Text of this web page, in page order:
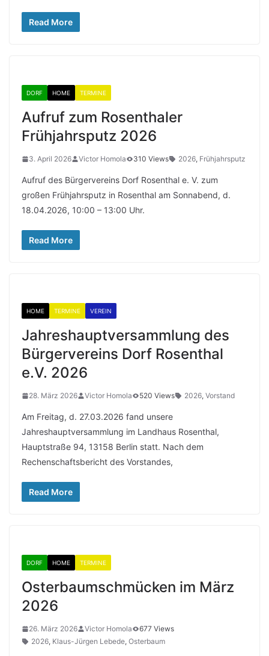
Read More
DORF HOME TERMINE
Aufruf zum Rosenthaler
Frühjahrsputz 2026
3. April 2026 Victor Homola 310 Views 2026, Frühjahrsputz
Aufruf des Bürgervereins Dorf Rosenthal e. V. zum
großen Frühjahrsputz in Rosenthal am Sonnabend, d.
18.04.2026, 10:00 – 13:00 Uhr.
Read More
HOME TERMINE VEREIN
Jahreshauptversammlung des
Bürgervereins Dorf Rosenthal
e.V. 2026
28. März 2026 Victor Homola 520 Views 2026, Vorstand
Am Freitag, d. 27.03.2026 fand unsere
Jahreshauptversammlung im Landhaus Rosenthal,
Hauptstraße 94, 13158 Berlin statt. Nach dem
Rechenschaftsbericht des Vorstandes,
Read More
DORF HOME TERMINE
Osterbaumschmücken im März
2026
26. März 2026 Victor Homola
677 Views
2026, Klaus-Jürgen Lebede, Osterbaum